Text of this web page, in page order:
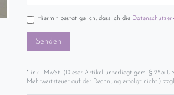
Hiermit bestätige ich, dass ich die
Senden
* inkl. MwSt. (Dieser Artikel unterliegt gem. § 25a
Mehrwertsteuer auf der Rechnung erfolgt nicht.)